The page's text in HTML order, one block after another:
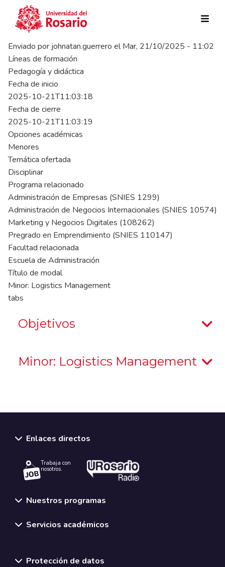
Pasar al contenido principal
Enviado por johnatan.guerrero elMar, 21/10/2025 - 11:02
Líneas de formación
Pedagogía y didáctica
Fecha de inicio
2025-10-21T11:03:18
Fecha de cierre
2025-10-21T11:03:19
Opciones académicas
Menores
Temática ofertada
Disciplinar
Programa relacionado
Administración de Empresas (SNIES 1299)
Administración de Negocios Internacionales (SNIES 10574)
Marketing y Negocios Digitales (108262)
Pregrado en Emprendimiento (SNIES 110147)
Facultad relacionada
Escuela de Administración
Título de modal
Minor: Logistics Management
tabs
Objetivos
Minor: Logistics Management
Enlaces directos
Trabaja con
nosotros.
Nuestros programas
Servicios académicos
Protección de datos